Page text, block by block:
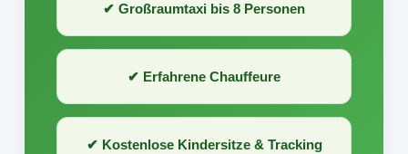
✔ Großraumtaxi bis 8 Personen
✔ Erfahrene Chauffeure
✔ Kostenlose Kindersitze & Tracking